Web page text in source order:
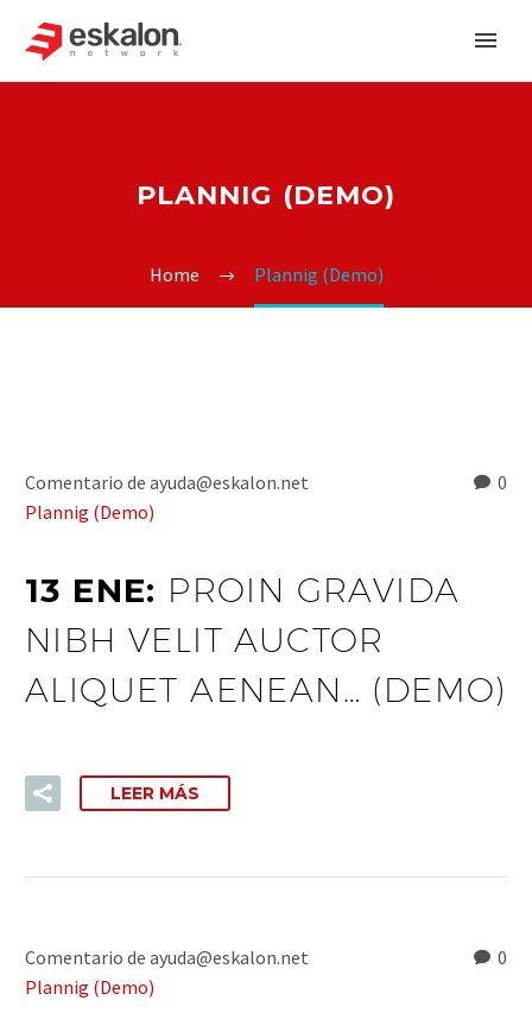
PLANNIG (DEMO)
Home Plannig (Demo)
0
Comentario de ayuda@eskalon.net
Plannig (Demo)
13 ENE: PROIN GRAVIDA
NIBH VELIT AUCTOR
ALIQUET AENEAN… (DEMO)
LEER MÁS
0
Comentario de ayuda@eskalon.net
Plannig (Demo)